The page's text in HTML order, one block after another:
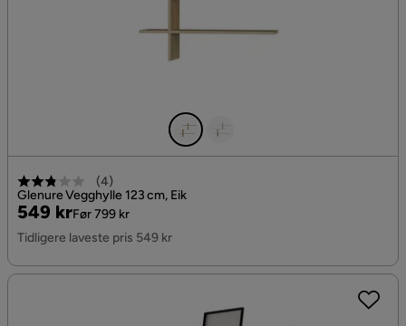
(4)
Glenure Vegghylle 123 cm, Eik
Pris
549 kr
Original
Pris
Før 799 kr
Tidligere laveste pris 549 kr